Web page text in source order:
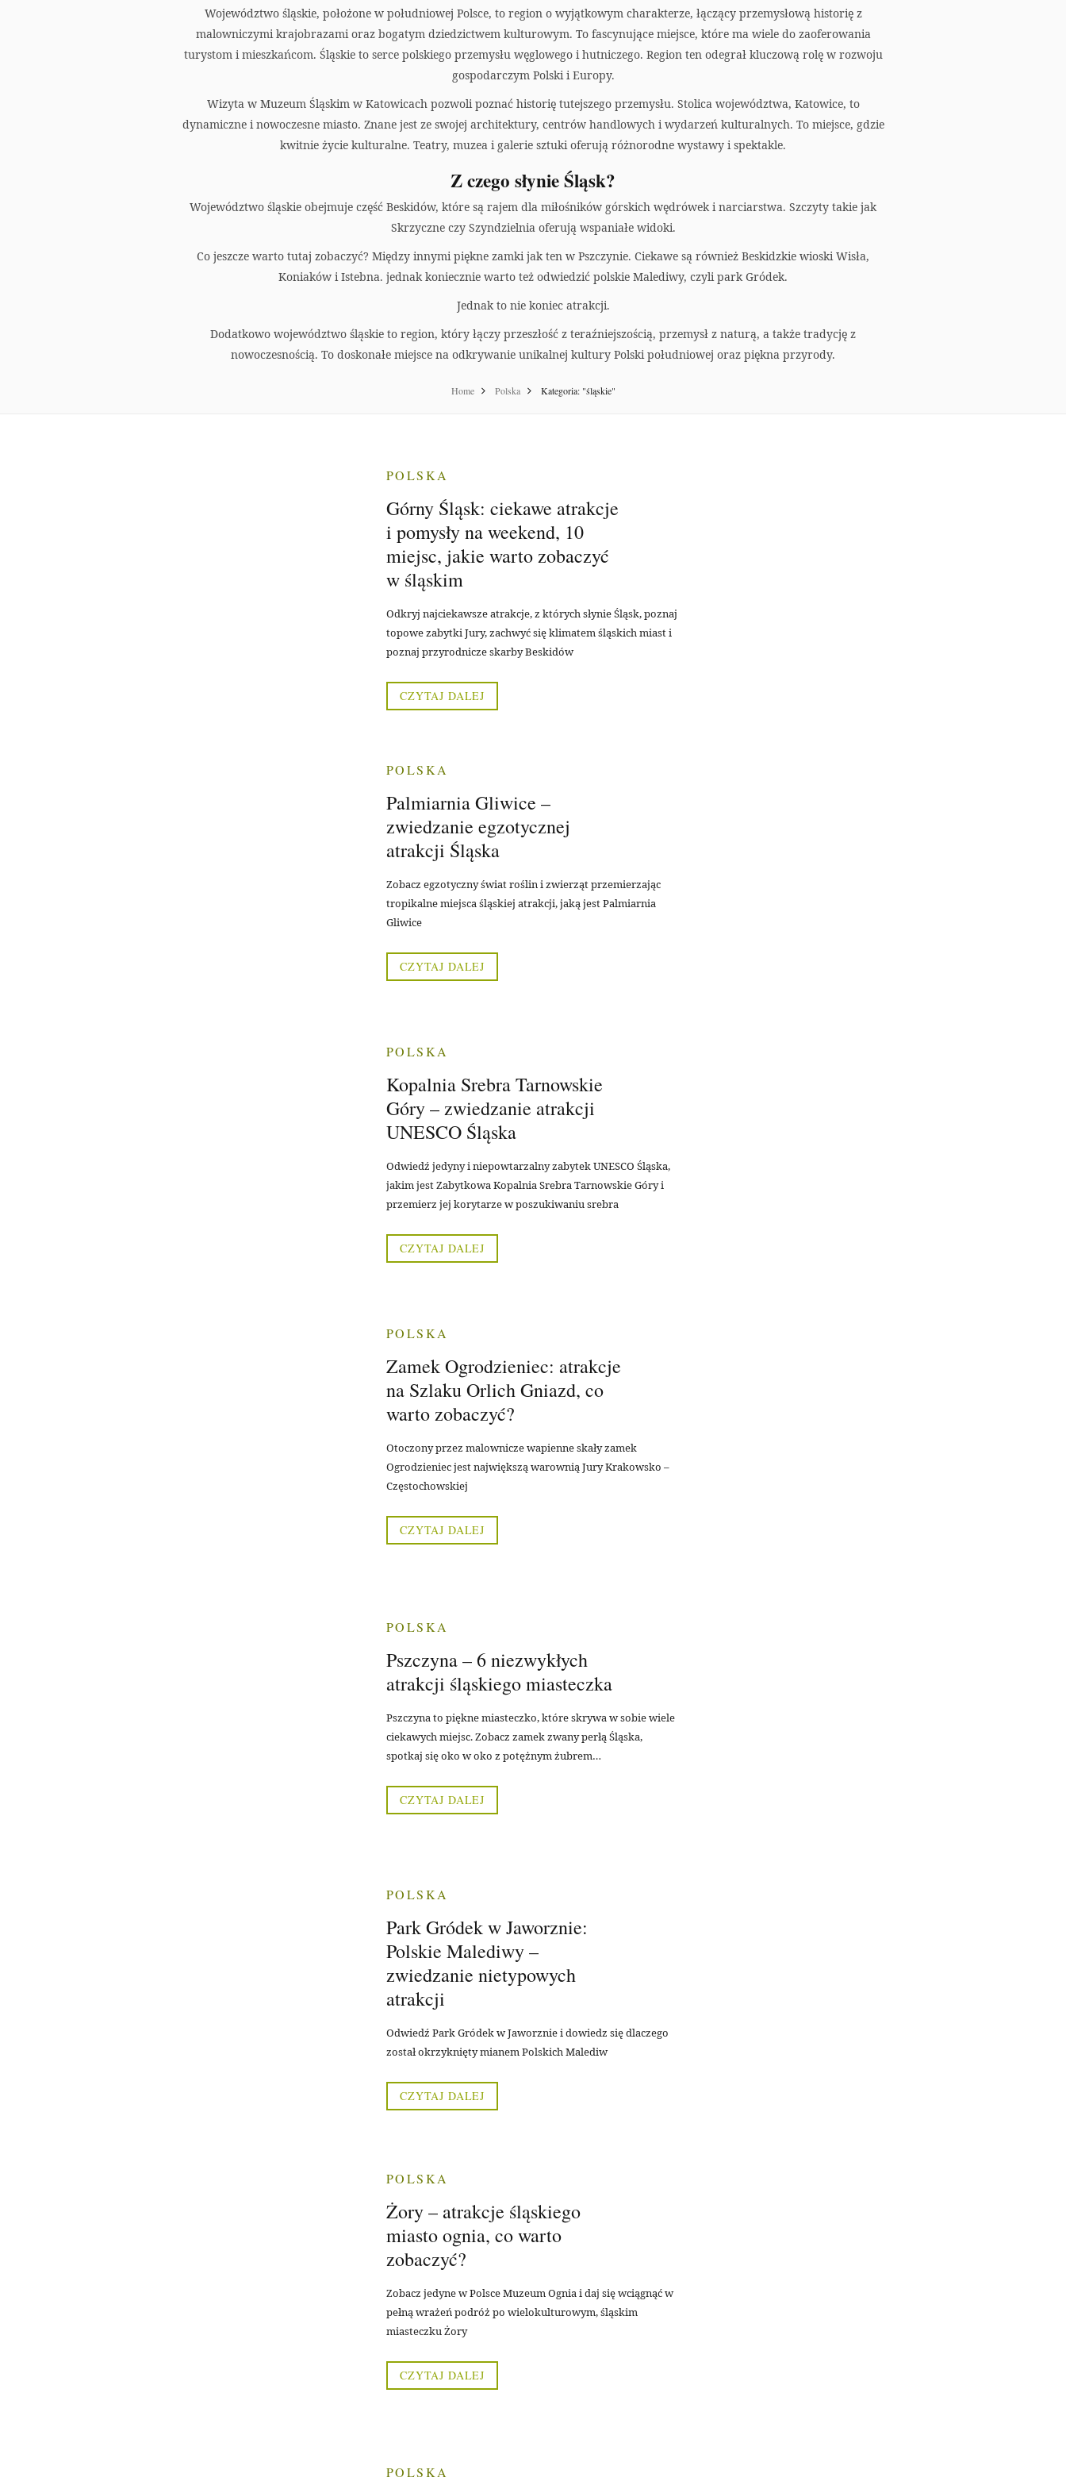
Województwo śląskie, położone w południowej Polsce, to region o wyjątkowym charakterze, łączący przemysłową historię z
malowniczymi krajobrazami oraz bogatym dziedzictwem kulturowym. To fascynujące miejsce, które ma wiele do zaoferowania
turystom i mieszkańcom. Śląskie to serce polskiego przemysłu węglowego i hutniczego. Region ten odegrał kluczową rolę w rozwoju
gospodarczym Polski i Europy.
Wizyta w Muzeum Śląskim w Katowicach pozwoli poznać historię tutejszego przemysłu. Stolica województwa, Katowice, to
dynamiczne i nowoczesne miasto. Znane jest ze swojej architektury, centrów handlowych i wydarzeń kulturalnych. To miejsce, gdzie
kwitnie życie kulturalne. Teatry, muzea i galerie sztuki oferują różnorodne wystawy i spektakle.
Z czego słynie Śląsk?
Województwo śląskie obejmuje część Beskidów, które są rajem dla miłośników górskich wędrówek i narciarstwa. Szczyty takie jak
Skrzyczne czy Szyndzielnia oferują wspaniałe widoki.
Co jeszcze warto tutaj zobaczyć? Między innymi piękne zamki jak ten w Pszczynie. Ciekawe są również Beskidzkie wioski Wisła,
Koniaków i Istebna. jednak koniecznie warto też odwiedzić polskie Malediwy, czyli park Gródek.
Jednak to nie koniec atrakcji.
Dodatkowo województwo śląskie to region, który łączy przeszłość z teraźniejszością, przemysł z naturą, a także tradycję z
nowoczesnością. To doskonałe miejsce na odkrywanie unikalnej kultury Polski południowej oraz piękna przyrody.
Home Polska Kategoria: "śląskie"
POLSKA
Górny Śląsk: ciekawe atrakcje
i pomysły na weekend, 10
miejsc, jakie warto zobaczyć
w śląskim
Odkryj najciekawsze atrakcje, z których słynie Śląsk, poznaj
topowe zabytki Jury, zachwyć się klimatem śląskich miast i
poznaj przyrodnicze skarby Beskidów
CZYTAJ DALEJ
POLSKA
Palmiarnia Gliwice –
zwiedzanie egzotycznej
atrakcji Śląska
Zobacz egzotyczny świat roślin i zwierząt przemierzając
tropikalne miejsca śląskiej atrakcji, jaką jest Palmiarnia
Gliwice
CZYTAJ DALEJ
POLSKA
Kopalnia Srebra Tarnowskie
Góry – zwiedzanie atrakcji
UNESCO Śląska
Odwiedź jedyny i niepowtarzalny zabytek UNESCO Śląska,
jakim jest Zabytkowa Kopalnia Srebra Tarnowskie Góry i
przemierz jej korytarze w poszukiwaniu srebra
CZYTAJ DALEJ
POLSKA
Zamek Ogrodzieniec: atrakcje
na Szlaku Orlich Gniazd, co
warto zobaczyć?
Otoczony przez malownicze wapienne skały zamek
Ogrodzieniec jest największą warownią Jury Krakowsko –
Częstochowskiej
CZYTAJ DALEJ
POLSKA
Pszczyna – 6 niezwykłych
atrakcji śląskiego miasteczka
Pszczyna to piękne miasteczko, które skrywa w sobie wiele
ciekawych miejsc. Zobacz zamek zwany perłą Śląska,
spotkaj się oko w oko z potężnym żubrem…
CZYTAJ DALEJ
POLSKA
Park Gródek w Jaworznie:
Polskie Malediwy –
zwiedzanie nietypowych
atrakcji
Odwiedź Park Gródek w Jaworznie i dowiedz się dlaczego
został okrzyknięty mianem Polskich Malediw
CZYTAJ DALEJ
POLSKA
Żory – atrakcje śląskiego
miasto ognia, co warto
zobaczyć?
Zobacz jedyne w Polsce Muzeum Ognia i daj się wciągnąć w
pełną wrażeń podróż po wielokulturowym, śląskim
miasteczku Żory
CZYTAJ DALEJ
POLSKA